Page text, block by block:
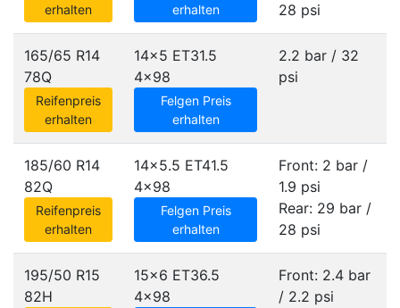
erhalten
erhalten
28 psi
165/65 R14
78Q
Reifenpreis
erhalten
14x5 ET31.5
4x98
Felgen Preis
erhalten
2.2 bar / 32
psi
185/60 R14
82Q
Reifenpreis
erhalten
14x5.5 ET41.5
4x98
Felgen Preis
erhalten
Front: 2 bar /
1.9 psi
Rear: 29 bar /
28 psi
195/50 R15
82H
15x6 ET36.5
4x98
Front: 2.4 bar
/ 2.2 psi